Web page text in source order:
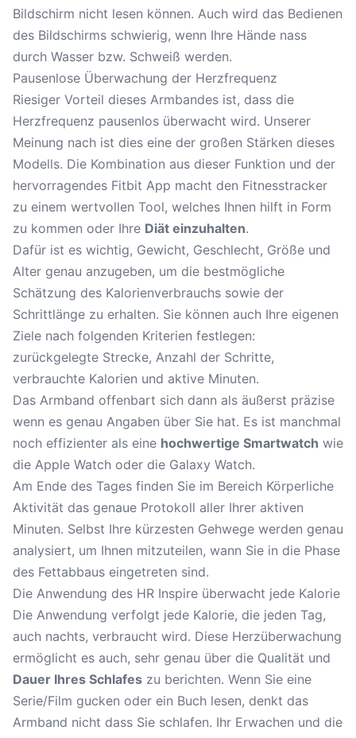
Bildschirm nicht lesen können. Auch wird das Bedienen
des Bildschirms schwierig, wenn Ihre Hände nass
durch Wasser bzw. Schweiß werden.
Pausenlose Überwachung der Herzfrequenz
Riesiger Vorteil dieses Armbandes ist, dass die
Herzfrequenz pausenlos überwacht wird. Unserer
Meinung nach ist dies eine der großen Stärken dieses
Modells. Die Kombination aus dieser Funktion und der
hervorragendes Fitbit App macht den Fitnesstracker
zu einem wertvollen Tool, welches Ihnen hilft in Form
zu kommen oder Ihre Diät einzuhalten.
Dafür ist es wichtig, Gewicht, Geschlecht, Größe und
Alter genau anzugeben, um die bestmögliche
Schätzung des Kalorienverbrauchs sowie der
Schrittlänge zu erhalten. Sie können auch Ihre eigenen
Ziele nach folgenden Kriterien festlegen:
zurückgelegte Strecke, Anzahl der Schritte,
verbrauchte Kalorien und aktive Minuten.
Das Armband offenbart sich dann als äußerst präzise
wenn es genau Angaben über Sie hat. Es ist manchmal
noch effizienter als eine hochwertige Smartwatch wie
die Apple Watch oder die Galaxy Watch.
Am Ende des Tages finden Sie im Bereich Körperliche
Aktivität das genaue Protokoll aller Ihrer aktiven
Minuten. Selbst Ihre kürzesten Gehwege werden genau
analysiert, um Ihnen mitzuteilen, wann Sie in die Phase
des Fettabbaus eingetreten sind.
Die Anwendung des HR Inspire überwacht jede Kalorie
Die Anwendung verfolgt jede Kalorie, die jeden Tag,
auch nachts, verbraucht wird. Diese Herzüberwachung
ermöglicht es auch, sehr genau über die Qualität und
Dauer Ihres Schlafes zu berichten. Wenn Sie eine
Serie/Film gucken oder ein Buch lesen, denkt das
Armband nicht dass Sie schlafen. Ihr Erwachen und die